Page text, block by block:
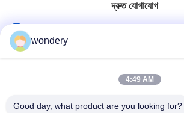
দ্রুত যোগাযোগ
86--15305299442
ঠিকানা
wondery
4:49 AM
Good day, what product are you looking for?